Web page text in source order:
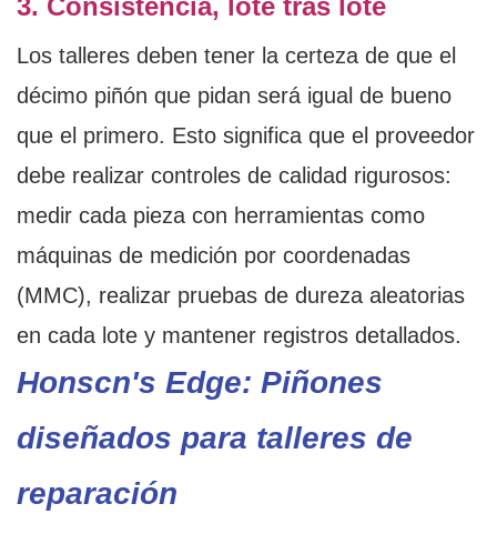
3. Consistencia, lote tras lote
Los talleres deben tener la certeza de que el
décimo piñón que pidan será igual de bueno
que el primero. Esto significa que el proveedor
debe realizar controles de calidad rigurosos:
medir cada pieza con herramientas como
máquinas de medición por coordenadas
(MMC), realizar pruebas de dureza aleatorias
en cada lote y mantener registros detallados.
Honscn's Edge: Piñones
diseñados para talleres de
reparación